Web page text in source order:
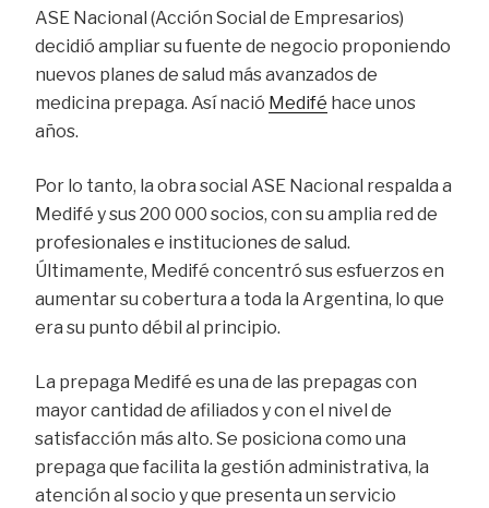
ASE Nacional (Acción Social de Empresarios)
decidió ampliar su fuente de negocio proponiendo
nuevos planes de salud más avanzados de
medicina prepaga. Así nació Medifé hace unos
años.
Por lo tanto, la obra social ASE Nacional respalda a
Medifé y sus 200 000 socios, con su amplia red de
profesionales e instituciones de salud.
Últimamente, Medifé concentró sus esfuerzos en
aumentar su cobertura a toda la Argentina, lo que
era su punto débil al principio.
La prepaga Medifé es una de las prepagas con
mayor cantidad de afiliados y con el nivel de
satisfacción más alto. Se posiciona como una
prepaga que facilita la gestión administrativa, la
atención al socio y que presenta un servicio